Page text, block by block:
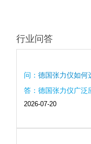
行业问答
问：德国张力仪如何
及注意事项
答：德国张力仪广泛
纺织、金属加工及包
2026-07-20